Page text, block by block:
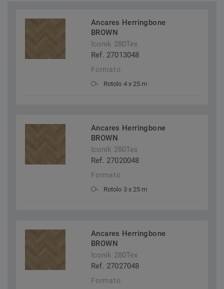
Ancares Herringbone
BROWN
Iconik 280Tex
Ref. 27013048
Formato
Rotolo 4 x 25 m
Ancares Herringbone
BROWN
Iconik 280Tex
Ref. 27020048
Formato
Rotolo 3 x 25 m
Ancares Herringbone
BROWN
Iconik 280Tex
Ref. 27027048
Formato